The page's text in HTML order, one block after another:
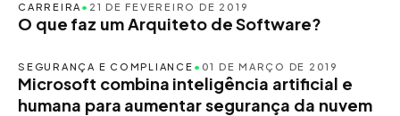
CARREIRA • 21 DE FEVEREIRO DE 2019
O que faz um Arquiteto de Software?
SEGURANÇA E COMPLIANCE • 01 DE MARÇO DE 2019
Microsoft combina inteligência artificial e
humana para aumentar segurança da nuvem